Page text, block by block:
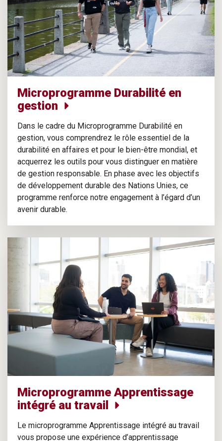
Microprogramme Durabilité en
gestion
Dans le cadre du Microprogramme Durabilité en
gestion, vous comprendrez le rôle essentiel de la
durabilité en affaires et pour le bien-être mondial, et
acquerrez les outils pour vous distinguer en matière
de gestion responsable. En phase avec les objectifs
de développement durable des Nations Unies, ce
programme renforce notre engagement à l’égard d’un
avenir durable.
Microprogramme Apprentissage
intégré au travail
Le microprogramme Apprentissage intégré au travail
vous propose une expérience d’apprentissage